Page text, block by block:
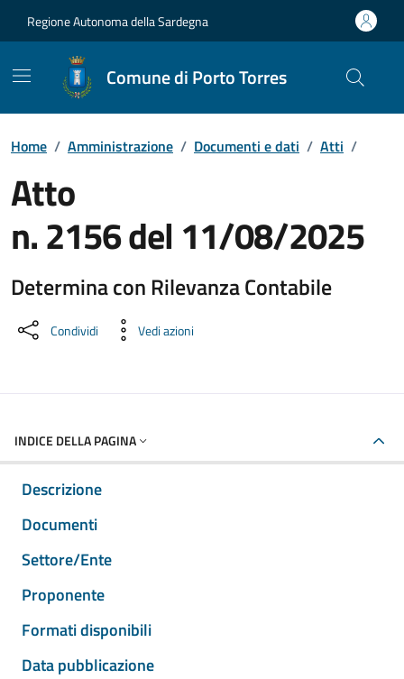
Regione Autonoma della Sardegna
Comune di Porto Torres
Home / Amministrazione / Documenti e dati / Atti /
Atto
n. 2156 del 11/08/2025
Determina con Rilevanza Contabile
Dettaglio del documento
Condividi Vedi azioni
INDICE DELLA PAGINA
Descrizione
Documenti
Settore/Ente
Proponente
Formati disponibili
Data pubblicazione